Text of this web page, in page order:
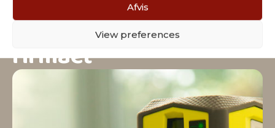
Afvis
View preferences
Vi har julegaver til hele
firmaet